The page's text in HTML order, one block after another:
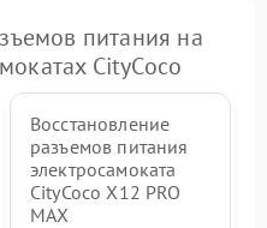
питания на
CityCoco
Восстановление
разъемов питания
электросамоката
CityCoco X12 PRO
MAX